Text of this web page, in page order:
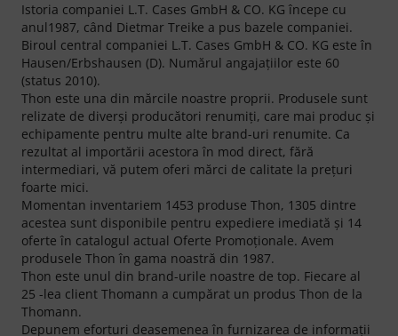
Istoria companiei L.T. Cases GmbH & CO. KG începe cu
anul1987, când Dietmar Treike a pus bazele companiei.
Biroul central companiei L.T. Cases GmbH & CO. KG este în
Hausen/Erbshausen (D). Numărul angajaţiilor este 60
(status 2010).
Thon este una din mărcile noastre proprii. Produsele sunt
relizate de diverşi producători renumiţi, care mai produc şi
echipamente pentru multe alte brand-uri renumite. Ca
rezultat al importării acestora în mod direct, fără
intermediari, vă putem oferi mărci de calitate la preţuri
foarte mici.
Momentan inventariem 1453 produse Thon, 1305 dintre
acestea sunt disponibile pentru expediere imediată şi 14
oferte în catalogul actual Oferte Promoţionale. Avem
produsele Thon în gama noastră din 1987.
Thon este unul din brand-urile noastre de top. Fiecare al
25 -lea client Thomann a cumpărat un produs Thon de la
Thomann.
Depunem eforturi deasemenea în furnizarea de informaţii